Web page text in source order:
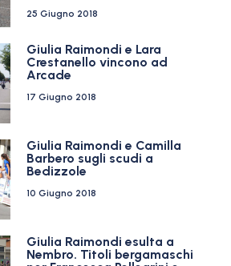
25 Giugno 2018
Giulia Raimondi e Lara
Crestanello vincono ad
Arcade
17 Giugno 2018
Giulia Raimondi e Camilla
Barbero sugli scudi a
Bedizzole
10 Giugno 2018
Giulia Raimondi esulta a
Nembro. Titoli bergamaschi